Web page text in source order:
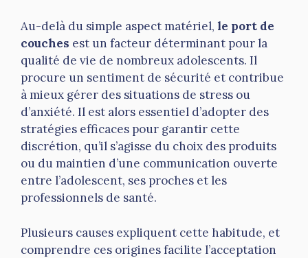
Au-delà du simple aspect matériel, le port de
couches est un facteur déterminant pour la
qualité de vie de nombreux adolescents. Il
procure un sentiment de sécurité et contribue
à mieux gérer des situations de stress ou
d’anxiété. Il est alors essentiel d’adopter des
stratégies efficaces pour garantir cette
discrétion, qu’il s’agisse du choix des produits
ou du maintien d’une communication ouverte
entre l’adolescent, ses proches et les
professionnels de santé.
Plusieurs causes expliquent cette habitude, et
comprendre ces origines facilite l’acceptation